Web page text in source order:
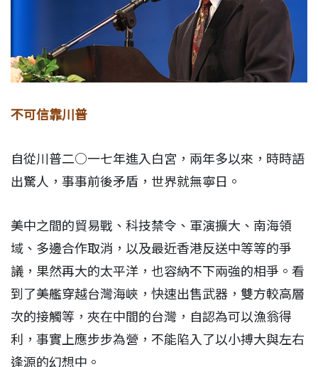
不可信靠川普
自從川普二○一七年進入白宮，兩年多以來，時時語
出驚人，事事前後矛盾，世界就無寧日。
美中之間的貿易戰、科技禁令、軍演擴大、南海領
域、多邊合作取消，以及最近香港反送中等等的爭
議，果然再大的太平洋，也容納不下兩強的相爭。看
到了美艦穿越台灣海峽，快速出售武器，雙方較高層
次的接觸等，夾在中間的台灣，自認為可以漁翁得
利，事實上應步步為營，不能陷入了以小搏大與左右
逢源的幻想中。